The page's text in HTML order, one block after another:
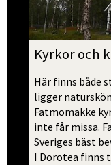
Kyrkor och
Här finns både
ligger
Fatmomakke
inte får missa.
Sveriges bäst
I Dorotea finns